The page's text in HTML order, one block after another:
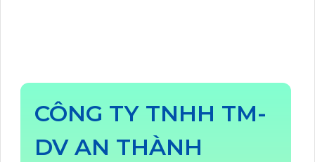
CÔNG TY TNHH TM-
DV AN THÀNH